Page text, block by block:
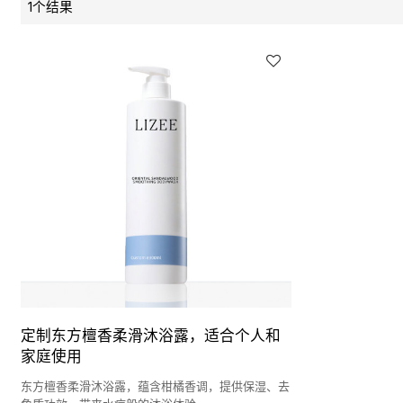
1个结果
定制东方檀香柔滑沐浴露，适合个人和
家庭使用
东方檀香柔滑沐浴露，蕴含柑橘香调，提供保湿、去